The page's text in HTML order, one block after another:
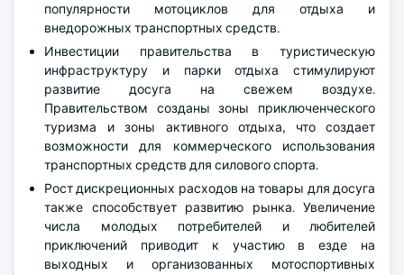
популярности мотоциклов для отдыха и
внедорожных транспортных средств.
Инвестиции правительства в туристическую
инфраструктуру и парки отдыха стимулируют
развитие досуга на свежем воздухе.
Правительством созданы зоны приключенческого
туризма и зоны активного отдыха, что создает
возможности для коммерческого использования
транспортных средств для силового спорта.
Рост дискреционных расходов на товары для досуга
также способствует развитию рынка. Увеличение
числа молодых потребителей и любителей
приключений приводит к участию в езде на
выходных и организованных мотоспортивных